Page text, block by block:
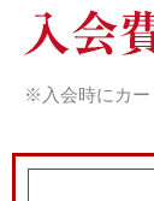
※入会時にカー